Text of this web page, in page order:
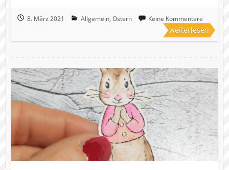
8. März 2021 Allgemein, Ostern Keine Kommentare
weiterlesen